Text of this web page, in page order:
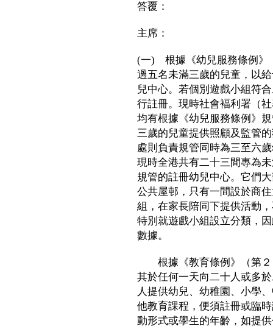
答覆：
主席：
(一) 根據《幼兒服務條例》
過五名未滿三歲的兒童，以
兒中心。若個別遊戲小組符
行註冊。現時社會褔利署（
均有根據《幼兒服務條例》
三歲的兒童提供照顧及監管
處則負責規管同時為三至六
現時全港共有二十三間專為
規管的註冊幼兒中心。它們
公共屋邨，只有一間設於商
組，在家長陪同下提供活動
特別就遊戲小組設立分類，
數據。
根據《教育條例》（第２
其於任何一天向二十人或多
人提供幼兒、幼稚園、小學
他教育課程，便須註冊或臨
動形式或學生的年齡，如提